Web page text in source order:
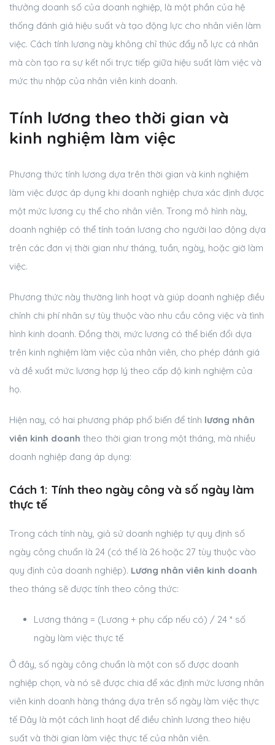
thưởng doanh số của doanh nghiệp, là một phần của hệ
thống đánh giá hiệu suất và tạo động lực cho nhân viên làm
việc. Cách tính lương này không chỉ thúc đẩy nỗ lực cá nhân
mà còn tạo ra sự kết nối trực tiếp giữa hiệu suất làm việc và
mức thu nhập của nhân viên kinh doanh.
Tính lương theo thời gian và
kinh nghiệm làm việc
Phương thức tính lương dựa trên thời gian và kinh nghiệm
làm việc được áp dụng khi doanh nghiệp chưa xác định được
một mức lương cụ thể cho nhân viên. Trong mô hình này,
doanh nghiệp có thể tính toán lương cho người lao động dựa
trên các đơn vị thời gian như tháng, tuần, ngày, hoặc giờ làm
việc.
Phương thức này thường linh hoạt và giúp doanh nghiệp điều
chỉnh chi phí nhân sự tùy thuộc vào nhu cầu công việc và tình
hình kinh doanh. Đồng thời, mức lương có thể biến đổi dựa
trên kinh nghiệm làm việc của nhân viên, cho phép đánh giá
và đề xuất mức lương hợp lý theo cấp độ kinh nghiệm của
họ.
Hiện nay, có hai phương pháp phổ biến để tính lương nhân
viên kinh doanh theo thời gian trong một tháng, mà nhiều
doanh nghiệp đang áp dụng:
Cách 1: Tính theo ngày công và số ngày làm
thực tế
Trong cách tính này, giả sử doanh nghiệp tự quy định số
ngày công chuẩn là 24 (có thể là 26 hoặc 27 tùy thuộc vào
quy định của doanh nghiệp). Lương nhân viên kinh doanh
theo tháng sẽ được tính theo công thức:
Lương tháng = (Lương + phụ cấp nếu có) / 24 * số
ngày làm việc thực tế
Ở đây, số ngày công chuẩn là một con số được doanh
nghiệp chọn, và nó sẽ được chia để xác định mức lương nhân
viên kinh doanh hàng tháng dựa trên số ngày làm việc thực
tế Đây là một cách linh hoạt để điều chỉnh lương theo hiệu
suất và thời gian làm việc thực tế của nhân viên.